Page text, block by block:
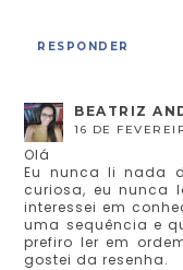
RESPONDER
BEATRIZ
16 DE
Olá
Eu nunca li nada
curiosa, eu nunca
interessei em
uma sequência e
prefiro ler em
gostei da resenha.